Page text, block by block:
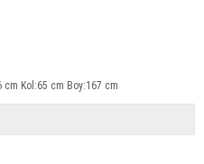
cm Kol:65 cm Boy:167 cm